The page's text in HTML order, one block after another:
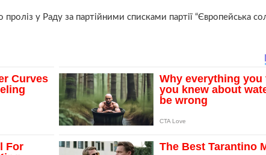
у Раду за партійними списками партії “Європейська